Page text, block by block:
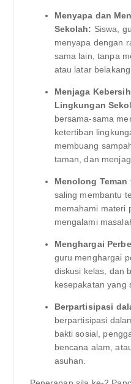
Menyapa dan
Sekolah: Siswa,
menyapa dengan
sama lain, tanpa
atau latar belakang.
Menjaga
Lingkungan
bersama-sama
ketertiban
membuang
taman, dan
Menolong
saling membantu
memahami materi
mengalami
Menghargai
guru menghargai
diskusi kelas, dan
kesepakatan yang
Berpartisipasi
berpartisipasi
bakti sosial,
bencana alam,
asuhan.